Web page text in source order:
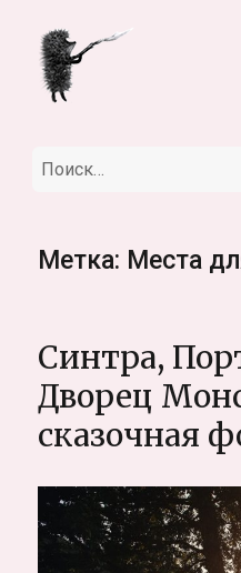
Искать:
Метка: Места
Синтра,
Дворец
сказочная